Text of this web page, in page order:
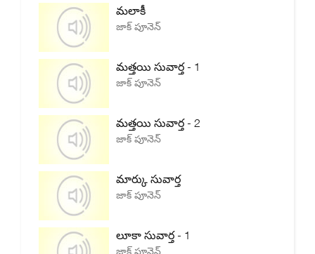
మలాకీ
జాక్ పూనెన్
మత్తయి సువార్త - 1
జాక్ పూనెన్
మత్తయి సువార్త - 2
జాక్ పూనెన్
మార్కు సువార్త
జాక్ పూనెన్
లూకా సువార్త - 1
జాక్ పూనెన్